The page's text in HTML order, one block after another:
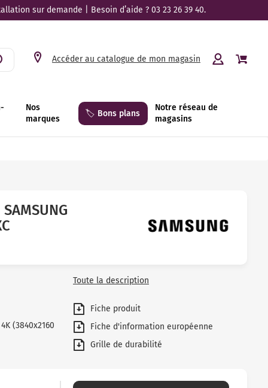
sur demande | Besoin d’aide ? 03 23 26 39 40.
Accéder au catalogue de mon magasin
Nos
marques
🏷️ Bons plans
Notre réseau de
magasins
(3840x2160
Toute la description
Fiche produit
Fiche d'information européenne
Grille de durabilité